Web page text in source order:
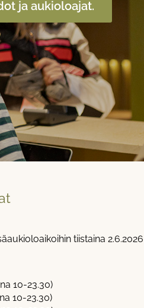
ja aukioloajat.
tiistaina 2.6.2026
10-23.30)
10-23.30)